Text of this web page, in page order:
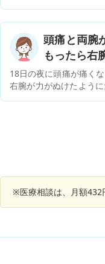
されるのでしょうか？
頭痛と両腕
もったら右
18日の夜に頭痛が痛く
右腕が力がぬけたよう
120/75ぐらいで たま
時々偏頭痛だったり頭
が脳梗塞をやっている
での脳ドックなどやっ
※医療相談は、月額432